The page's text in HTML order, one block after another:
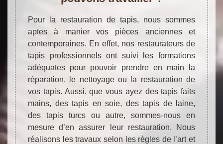
Pour la restauration de tapis, nous sommes
aptes à manier vos pièces anciennes et
contemporaines. En effet, nos restaurateurs de
tapis professionnels ont suivi les formations
adéquates pour pouvoir prendre en main la
réparation, le nettoyage ou la restauration de
vos tapis. Aussi, que vous ayez des tapis faits
mains, des tapis en soie, des tapis de laine,
des tapis turcs ou autre, sommes-nous en
mesure d’en assurer leur restauration. Nous
réalisons les travaux selon les règles de l’art et